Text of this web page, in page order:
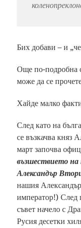
Бих добави – и
Още по-подробна
може да се
Хайде малко
След като на
се възкачва княз
март започва
възшествието
Александър
нашия
император!) След
съвет начело с
Русия десетки